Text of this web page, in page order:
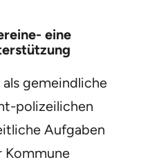
eine
gemeindliche
polizeilichen
Aufgaben
Kommune